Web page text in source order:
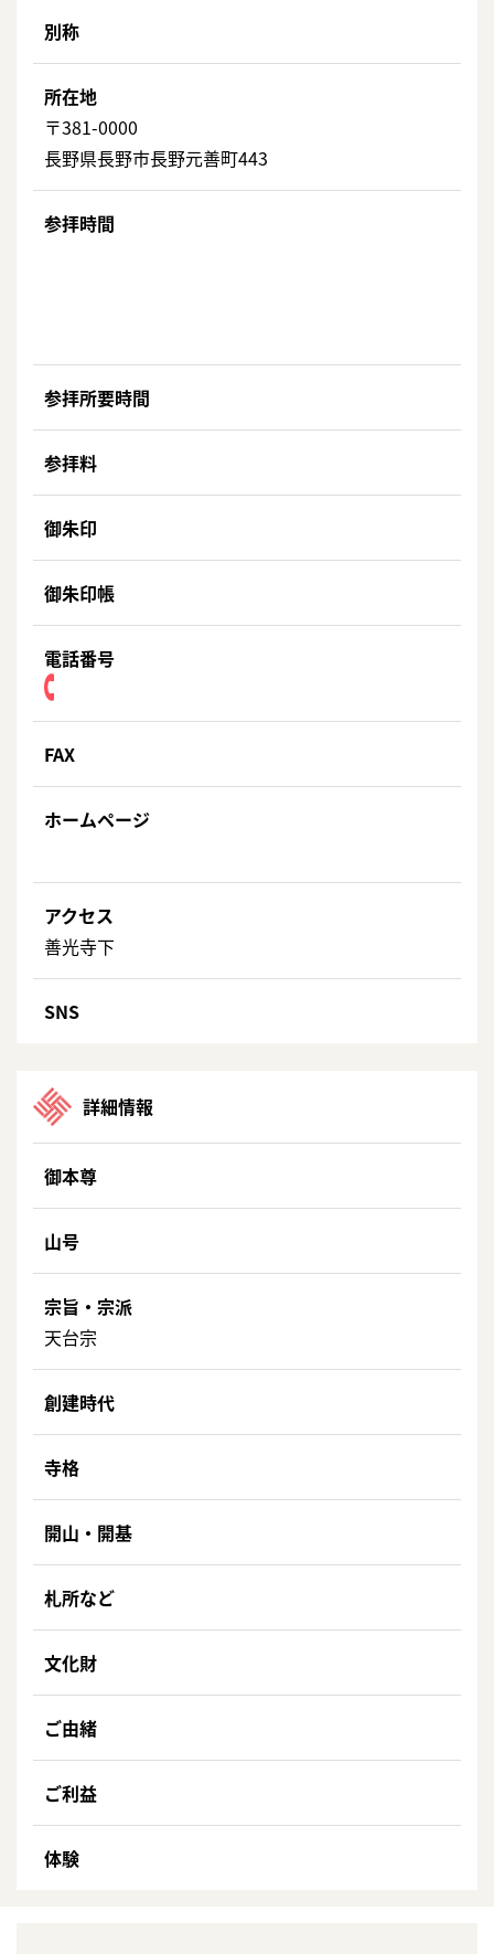
別称
所在地
〒381-0000
長野県長野市長野元善町443
参拝時間
参拝所要時間
参拝料
御朱印
御朱印帳
電話番号
FAX
ホームページ
アクセス
善光寺下
SNS
詳細情報
御本尊
山号
宗旨・宗派
天台宗
創建時代
寺格
開山・開基
札所など
文化財
ご由緒
ご利益
体験